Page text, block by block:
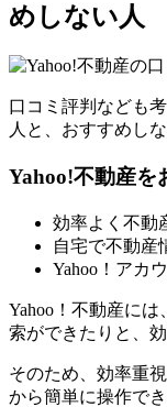
めしない人
口コミ評判なども
人と、おすすめし
Yahoo!不動産を
効率よく不動
自宅で不動産
Yahoo！アカ
Yahoo！不動産に
索ができたりと、
そのため、効率重
から簡単に操作で